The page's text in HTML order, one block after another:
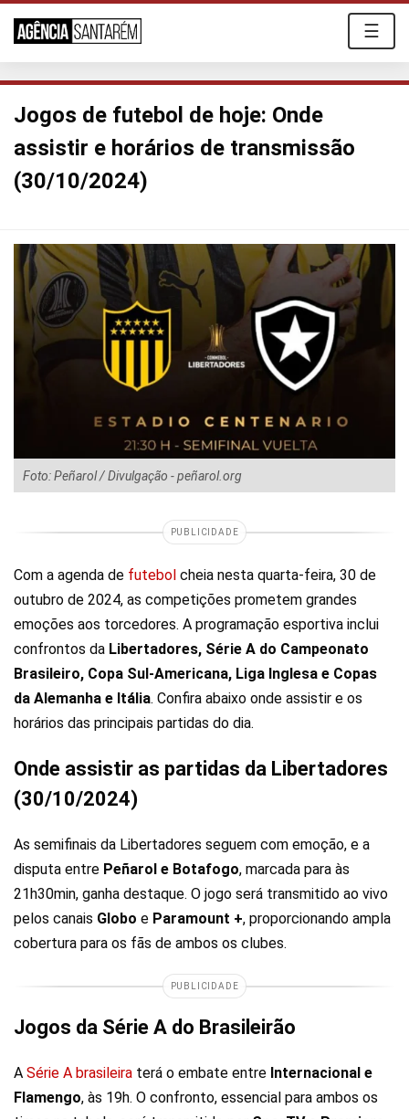
☰
Jogos de futebol de hoje: Onde
assistir e horários de transmissão
(30/10/2024)
Foto: Peñarol / Divulgação - peñarol.org
PUBLICIDADE
Com a agenda de futebol cheia nesta quarta-feira, 30 de
outubro de 2024, as competições prometem grandes
emoções aos torcedores. A programação esportiva inclui
confrontos da Libertadores, Série A do Campeonato
Brasileiro, Copa Sul-Americana, Liga Inglesa e Copas
da Alemanha e Itália. Confira abaixo onde assistir e os
horários das principais partidas do dia.
Onde assistir as partidas da Libertadores
(30/10/2024)
As semifinais da Libertadores seguem com emoção, e a
disputa entre Peñarol e Botafogo, marcada para às
21h30min, ganha destaque. O jogo será transmitido ao vivo
pelos canais Globo e Paramount +, proporcionando ampla
cobertura para os fãs de ambos os clubes.
PUBLICIDADE
Jogos da Série A do Brasileirão
A Série A brasileira terá o embate entre Internacional e
Flamengo, às 19h. O confronto, essencial para ambos os